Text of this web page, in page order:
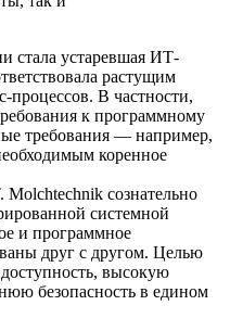
стала устаревшая ИТ-
растущим
процессов. В частности,
к программному
требования — например,
коренное
сознательно
системной
и программное
друг с другом. Целью
высокую
безопасность в едином